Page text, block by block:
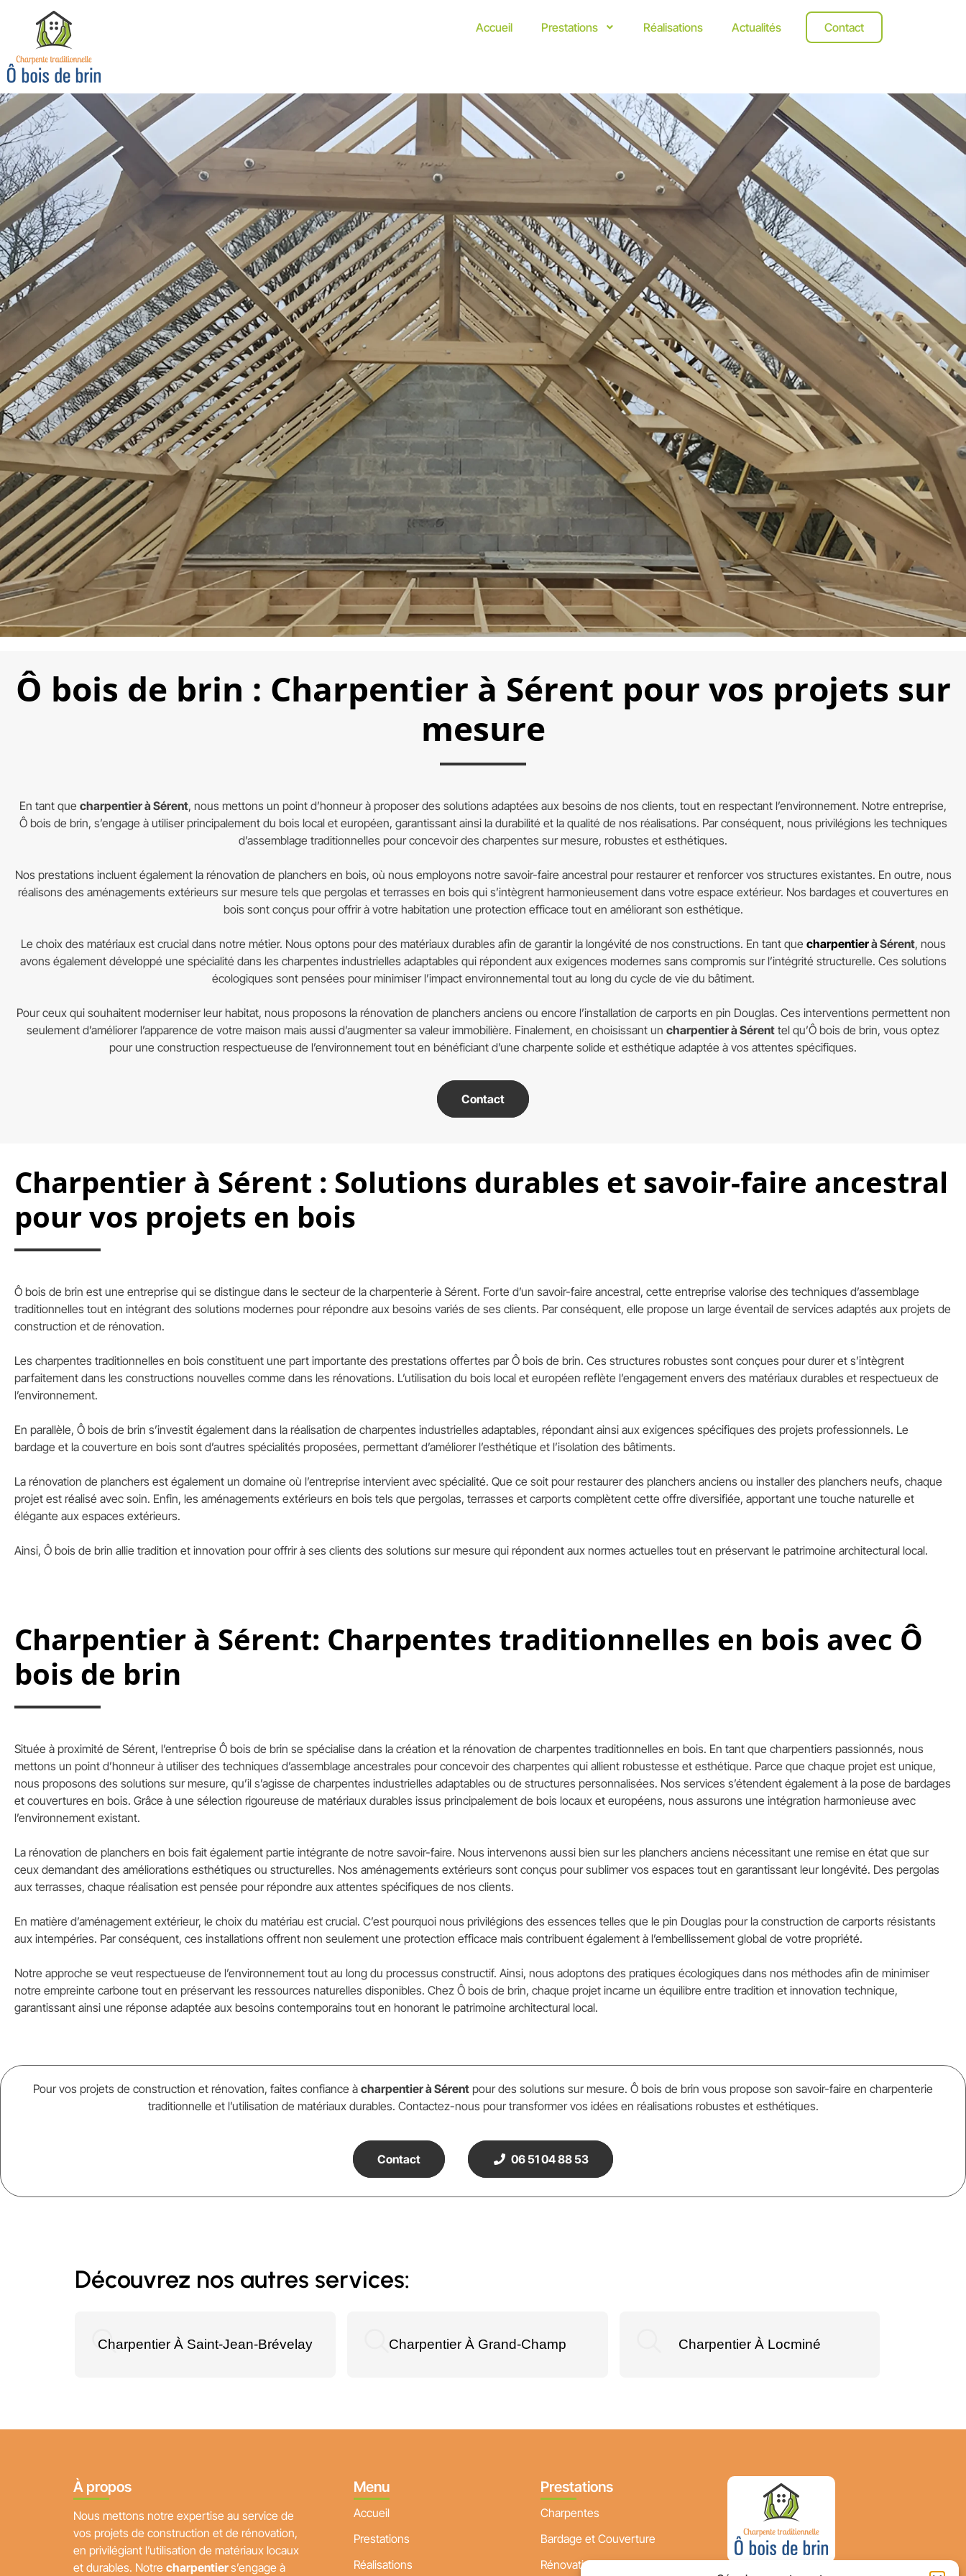
Accueil Prestations Réalisations Actualités Contact
Ô bois de brin : Charpentier à Sérent pour vos projets sur
mesure
En tant que charpentier à Sérent, nous mettons un point d’honneur à proposer des solutions adaptées aux besoins de nos clients, tout en respectant l’environnement. Notre entreprise,
Ô bois de brin, s’engage à utiliser principalement du bois local et européen, garantissant ainsi la durabilité et la qualité de nos réalisations. Par conséquent, nous privilégions les techniques
d’assemblage traditionnelles pour concevoir des charpentes sur mesure, robustes et esthétiques.
Nos prestations incluent également la rénovation de planchers en bois, où nous employons notre savoir-faire ancestral pour restaurer et renforcer vos structures existantes. En outre, nous
réalisons des aménagements extérieurs sur mesure tels que pergolas et terrasses en bois qui s’intègrent harmonieusement dans votre espace extérieur. Nos bardages et couvertures en
bois sont conçus pour offrir à votre habitation une protection efficace tout en améliorant son esthétique.
Le choix des matériaux est crucial dans notre métier. Nous optons pour des matériaux durables afin de garantir la longévité de nos constructions. En tant que charpentierà Sérent, nous
avons également développé une spécialité dans les charpentes industrielles adaptables qui répondent aux exigences modernes sans compromis sur l’intégrité structurelle. Ces solutions
écologiques sont pensées pour minimiser l’impact environnemental tout au long du cycle de vie du bâtiment.
Pour ceux qui souhaitent moderniser leur habitat, nous proposons la rénovation de planchers anciens ou encore l’installation de carports en pin Douglas. Ces interventions permettent non
seulement d’améliorer l’apparence de votre maison mais aussi d’augmenter sa valeur immobilière. Finalement, en choisissant un charpentier à Sérent tel qu’Ô bois de brin, vous optez
pour une construction respectueuse de l’environnement tout en bénéficiant d’une charpente solide et esthétique adaptée à vos attentes spécifiques.
Contact
Charpentier à Sérent : Solutions durables et savoir-faire ancestral
pour vos projets en bois
Ô bois de brin est une entreprise qui se distingue dans le secteur de la charpenterie à Sérent. Forte d’un savoir-faire ancestral, cette entreprise valorise des techniques d’assemblage
traditionnelles tout en intégrant des solutions modernes pour répondre aux besoins variés de ses clients. Par conséquent, elle propose un large éventail de services adaptés aux projets de
construction et de rénovation.
Les charpentes traditionnelles en bois constituent une part importante des prestations offertes par Ô bois de brin. Ces structures robustes sont conçues pour durer et s’intègrent
parfaitement dans les constructions nouvelles comme dans les rénovations. L’utilisation du bois local et européen reflète l’engagement envers des matériaux durables et respectueux de
l’environnement.
En parallèle, Ô bois de brin s’investit également dans la réalisation de charpentes industrielles adaptables, répondant ainsi aux exigences spécifiques des projets professionnels. Le
bardage et la couverture en bois sont d’autres spécialités proposées, permettant d’améliorer l’esthétique et l’isolation des bâtiments.
La rénovation de planchers est également un domaine où l’entreprise intervient avec spécialité. Que ce soit pour restaurer des planchers anciens ou installer des planchers neufs, chaque
projet est réalisé avec soin. Enfin, les aménagements extérieurs en bois tels que pergolas, terrasses et carports complètent cette offre diversifiée, apportant une touche naturelle et
élégante aux espaces extérieurs.
Ainsi, Ô bois de brin allie tradition et innovation pour offrir à ses clients des solutions sur mesure qui répondent aux normes actuelles tout en préservant le patrimoine architectural local.
Charpentier à Sérent: Charpentes traditionnelles en bois avec Ô
bois de brin
Située à proximité de Sérent, l’entreprise Ô bois de brin se spécialise dans la création et la rénovation de charpentes traditionnelles en bois. En tant que charpentiers passionnés, nous
mettons un point d’honneur à utiliser des techniques d’assemblage ancestrales pour concevoir des charpentes qui allient robustesse et esthétique. Parce que chaque projet est unique,
nous proposons des solutions sur mesure, qu’il s’agisse de charpentes industrielles adaptables ou de structures personnalisées. Nos services s’étendent également à la pose de bardages
et couvertures en bois. Grâce à une sélection rigoureuse de matériaux durables issus principalement de bois locaux et européens, nous assurons une intégration harmonieuse avec
l’environnement existant.
La rénovation de planchers en bois fait également partie intégrante de notre savoir-faire. Nous intervenons aussi bien sur les planchers anciens nécessitant une remise en état que sur
ceux demandant des améliorations esthétiques ou structurelles. Nos aménagements extérieurs sont conçus pour sublimer vos espaces tout en garantissant leur longévité. Des pergolas
aux terrasses, chaque réalisation est pensée pour répondre aux attentes spécifiques de nos clients.
En matière d’aménagement extérieur, le choix du matériau est crucial. C’est pourquoi nous privilégions des essences telles que le pin Douglas pour la construction de carports résistants
aux intempéries. Par conséquent, ces installations offrent non seulement une protection efficace mais contribuent également à l’embellissement global de votre propriété.
Notre approche se veut respectueuse de l’environnement tout au long du processus constructif. Ainsi, nous adoptons des pratiques écologiques dans nos méthodes afin de minimiser
notre empreinte carbone tout en préservant les ressources naturelles disponibles. Chez Ô bois de brin, chaque projet incarne un équilibre entre tradition et innovation technique,
garantissant ainsi une réponse adaptée aux besoins contemporains tout en honorant le patrimoine architectural local.
Pour vos projets de construction et rénovation, faites confiance à charpentier à Sérent pour des solutions sur mesure. Ô bois de brin vous propose son savoir-faire en charpenterie
traditionnelle et l’utilisation de matériaux durables. Contactez-nous pour transformer vos idées en réalisations robustes et esthétiques.
Contact 06 51 04 88 53
Découvrez nos autres services:
Charpentier À Saint-Jean-Brévelay Charpentier À Grand-Champ Charpentier À Locminé
À propos
Nous mettons notre expertise au service de
vos projets de construction et de rénovation,
en privilégiant l’utilisation de matériaux locaux
et durables. Notre charpentiers’engage à
Menu
Accueil
Prestations
Réalisations
Prestations
Charpentes
Bardage et Couverture
Rénovation planchers